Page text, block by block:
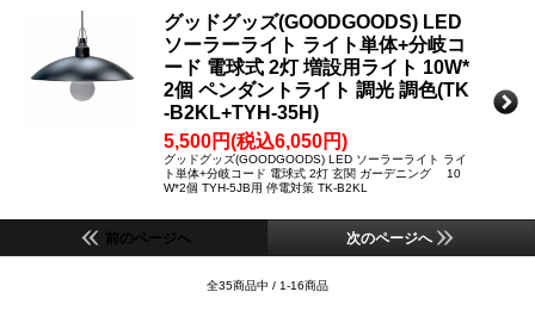
グッドグッズ(GOODGOODS) LED
ソーラーライト ライト単体+分岐コ
ード 電球式 2灯 増設用ライト 10W*
2個 ペンダントライト 調光 調色(TK
-B2KL+TYH-35H)
5,500円(税込6,050円)
グッドグッズ(GOODGOODS) LED ソーラーライト ライ
ト単体+分岐コード 電球式 2灯 玄関 ガーデニング 10
W*2個 TYH-5JB用 停電対策 TK-B2KL
前のページへ 次のページへ
全35商品中 / 1-16商品